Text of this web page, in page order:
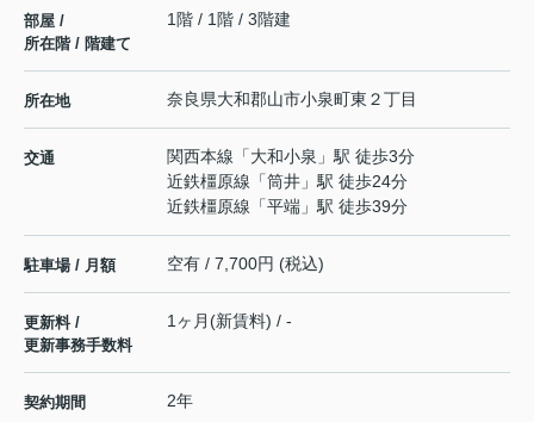
部屋 /
所在階 / 階建て
1階 / 1階 / 3階建
所在地 奈良県大和郡山市小泉町東 ２丁目
交通 関西本線 「大和小泉 」駅 徒歩3分
近鉄橿原線 「筒井 」駅 徒歩24分
近鉄橿原線 「平端 」駅 徒歩39分
駐車場 / 月額 空有 / 7,700円 (税込)
更新料 /
更新事務手数料
1ヶ月(新賃料) / -
契約期間 2年